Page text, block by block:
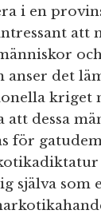
i en
att
anser det
kriget
dessa
för
själva som